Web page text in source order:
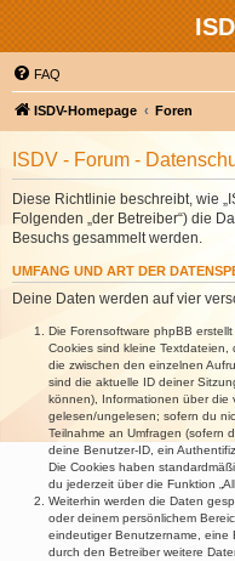
FAQ
ISDV-Homepage Foren
ISDV - Forum -
Diese Richtlinie beschreibt, wie
Folgenden „der Betreiber“) die
Besuchs gesammelt werden.
UMFANG UND ART DER
Deine Daten werden auf vier
Die Forensoftware phpBB
Cookies sind kleine
die zwischen den einzelnen
sind die aktuelle ID deiner
können), Informationen über die
gelesen/ungelesen; sofern du
Teilnahme an Umfragen (sofern
deine Benutzer-ID, ein
Die Cookies haben
du jederzeit über die Funktion
Weiterhin werden die Daten
oder deinem persönlichem
eindeutiger Benutzername, eine
durch den Betreiber weitere